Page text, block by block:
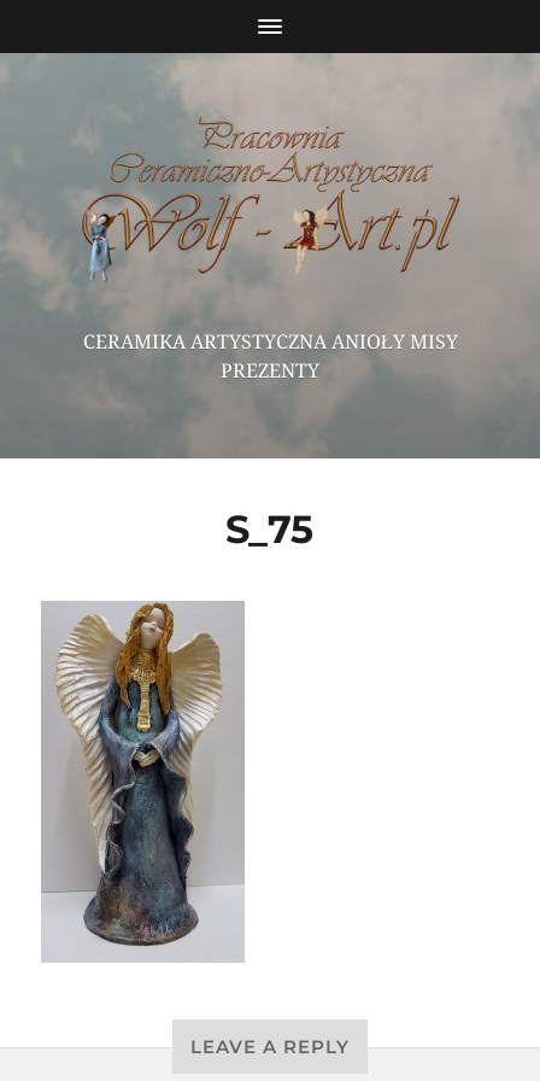
CERAMIKA ARTYSTYCZNA ANIOŁY MISY
PREZENTY
S_75
LEAVE A REPLY